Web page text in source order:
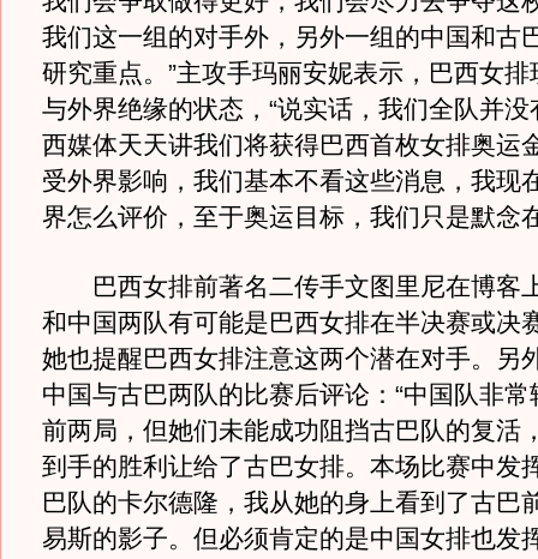
我们这一组的对手外，另外一组的中国和古
研究重点。”主攻手玛丽安妮表示，巴西女
与外界绝缘的状态，“说实话，我们全队并
西媒体天天讲我们将获得巴西首枚女排奥运
受外界影响，我们基本不看这些消息，我现
界怎么评价，至于奥运目标，我们只是默念
巴西女排前著名二传手文图里尼在博客
和中国两队有可能是巴西女排在半决赛或决
她也提醒巴西女排注意这两个潜在对手。另
中国与古巴两队的比赛后评论：“中国队非
前两局，但她们未能成功阻挡古巴队的复活
到手的胜利让给了古巴女排。本场比赛中发
巴队的卡尔德隆，我从她的身上看到了古巴
易斯的影子。但必须肯定的是中国女排也发